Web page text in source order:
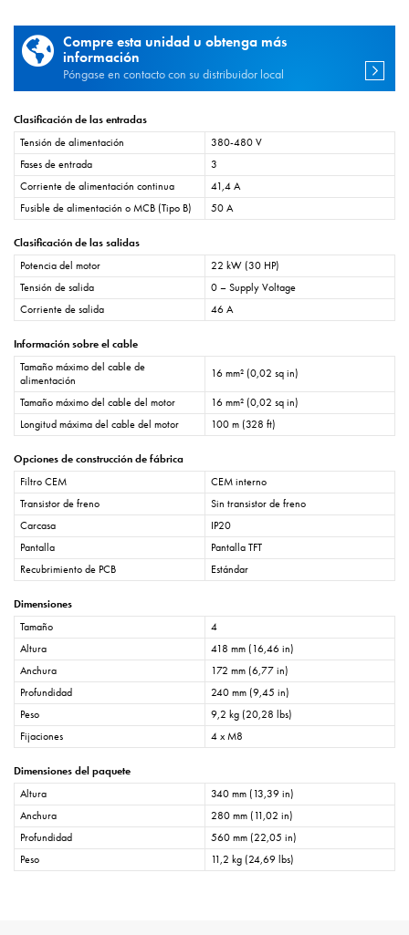
Compre esta unidad u obtenga más
información
Póngase en contacto con su distribuidor local
Clasificación de las entradas
Tensión de alimentación
380-480 V
Fases de entrada
3
Corriente de alimentación continua
41,4 A
Fusible de alimentación o MCB (Tipo B)
50 A
Clasificación de las salidas
Potencia del motor
22 kW (30 HP)
Tensión de salida
0 – Supply Voltage
Corriente de salida
46 A
Información sobre el cable
Tamaño máximo del cable de
alimentación
16 mm² (0,02 sq in)
Tamaño máximo del cable del motor
16 mm² (0,02 sq in)
Longitud máxima del cable del motor
100 m (328 ft)
Opciones de construcción de fábrica
Filtro CEM
CEM interno
Transistor de freno
Sin transistor de freno
Carcasa
IP20
Pantalla
Pantalla TFT
Recubrimiento de PCB
Estándar
Dimensiones
Tamaño
4
Altura
418 mm (16,46 in)
Anchura
172 mm (6,77 in)
Profundidad
240 mm (9,45 in)
Peso
9,2 kg (20,28 lbs)
Fijaciones
4 x M8
Dimensiones del paquete
Altura
340 mm (13,39 in)
Anchura
280 mm (11,02 in)
Profundidad
560 mm (22,05 in)
Peso
11,2 kg (24,69 lbs)